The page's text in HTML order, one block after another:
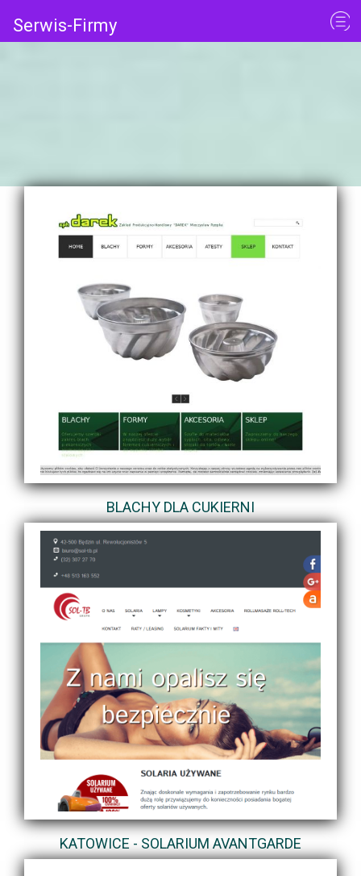
Serwis-Firmy
BLACHY DLA CUKIERNI
KATOWICE - SOLARIUM AVANTGARDE